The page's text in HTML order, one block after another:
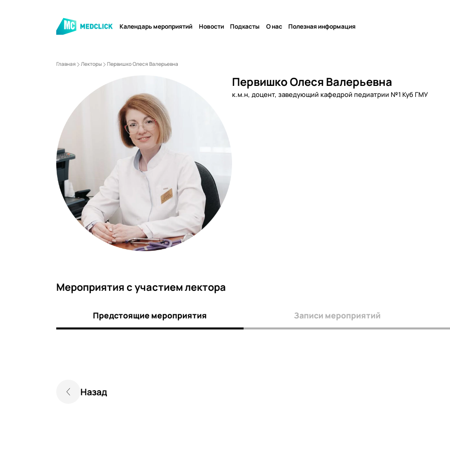
Календарь мероприятий Новости Подкасты О нас Полезная информация
Главная Лекторы Первишко Олеся Валерьевна
Первишко Олеся Валерьевна
к.м.н, доцент, заведующий кафедрой педиатрии №1 Куб ГМУ
Мероприятия c участием лектора
Предстоящие мероприятия Записи мероприятий
Назад